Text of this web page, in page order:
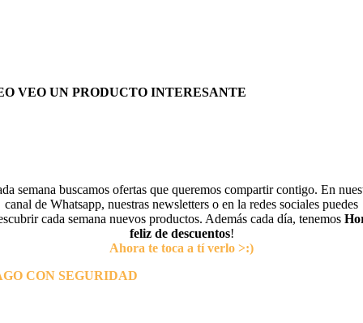
VEO UN PRODUCTO INTERESANTE
semana buscamos ofertas que queremos compartir contigo. En
canal de Whatsapp, nuestras newsletters o en la redes sociales puedes
cada semana nuevos productos. Además cada día, tenemos
feliz de descuentos!
Ahora te toca a tí verlo >:)
CON SEGURIDAD